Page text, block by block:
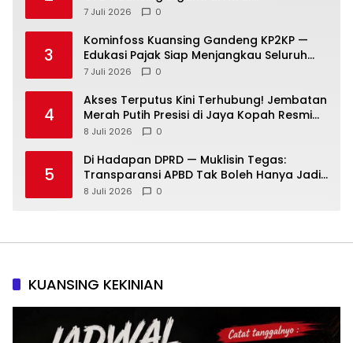
Kepemimpinan
7 Juli 2026 0
3
Kominfoss Kuansing Gandeng KP2KP —
Edukasi Pajak Siap Menjangkau Seluruh
Masyarakat
7 Juli 2026 0
4
Akses Terputus Kini Terhubung! Jembatan
Merah Putih Presisi di Jaya Kopah Resmi
Berdiri — Polri Buktikan Pembangunan Tak
8 Juli 2026 0
5
Di Hadapan DPRD — Muklisin Tegas:
Transparansi APBD Tak Boleh Hanya Jadi
Slogan!
8 Juli 2026 0
KUANSING KEKINIAN